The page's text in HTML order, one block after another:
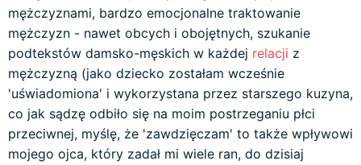
mężczyznami, bardzo emocjonalne traktowanie
mężczyzn - nawet obcych i obojętnych, szukanie
podtekstów damsko-męskich w każdej relacji z
mężczyzną (jako dziecko zostałam wcześnie
'uświadomiona' i wykorzystana przez starszego kuzyna,
co jak sądzę odbiło się na moim postrzeganiu płci
przeciwnej, myślę, że 'zawdzięczam' to także wpływowi
mojego ojca, który zadał mi wiele ran, do dzisiaj